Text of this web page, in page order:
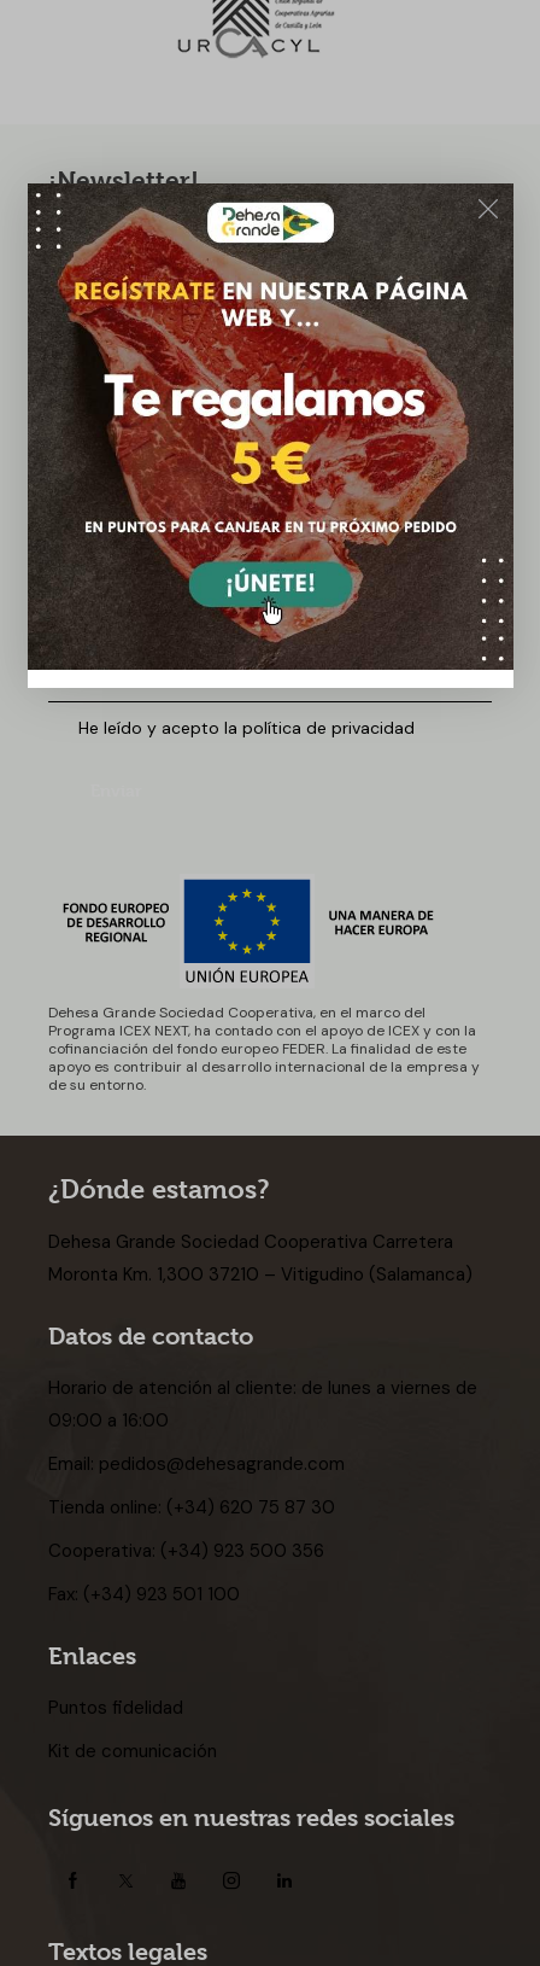
¿Dónde estamos?
Dehesa Grande Sociedad Cooperativa Carretera
Moronta Km. 1,300 37210 – Vitigudino (Salamanca)
Datos de contacto
Horario de atención al cliente: de lunes a viernes de
09:00 a 16:00
Email: pedidos@dehesagrande.com
Tienda online: (+34) 620 75 87 30
Cooperativa: (+34) 923 500 356
Fax: (+34) 923 501 100
Enlaces
Puntos fidelidad
Kit de comunicación
Síguenos en nuestras redes sociales
Textos legales
¡Newsletter!
¡Suscríbete ahora a nuestra newsletter y recibe
ofertas exclusivas!
Suscribirme
¿Tienes dudas? ¡Háblanos!
He leído y acepto la política de privacidad
Dehesa Grande Sociedad Cooperativa, en el marco del
Programa ICEX NEXT, ha contado con el apoyo de ICEX y con la
cofinanciación del fondo europeo FEDER. La finalidad de este
apoyo es contribuir al desarrollo internacional de la empresa y
de su entorno.